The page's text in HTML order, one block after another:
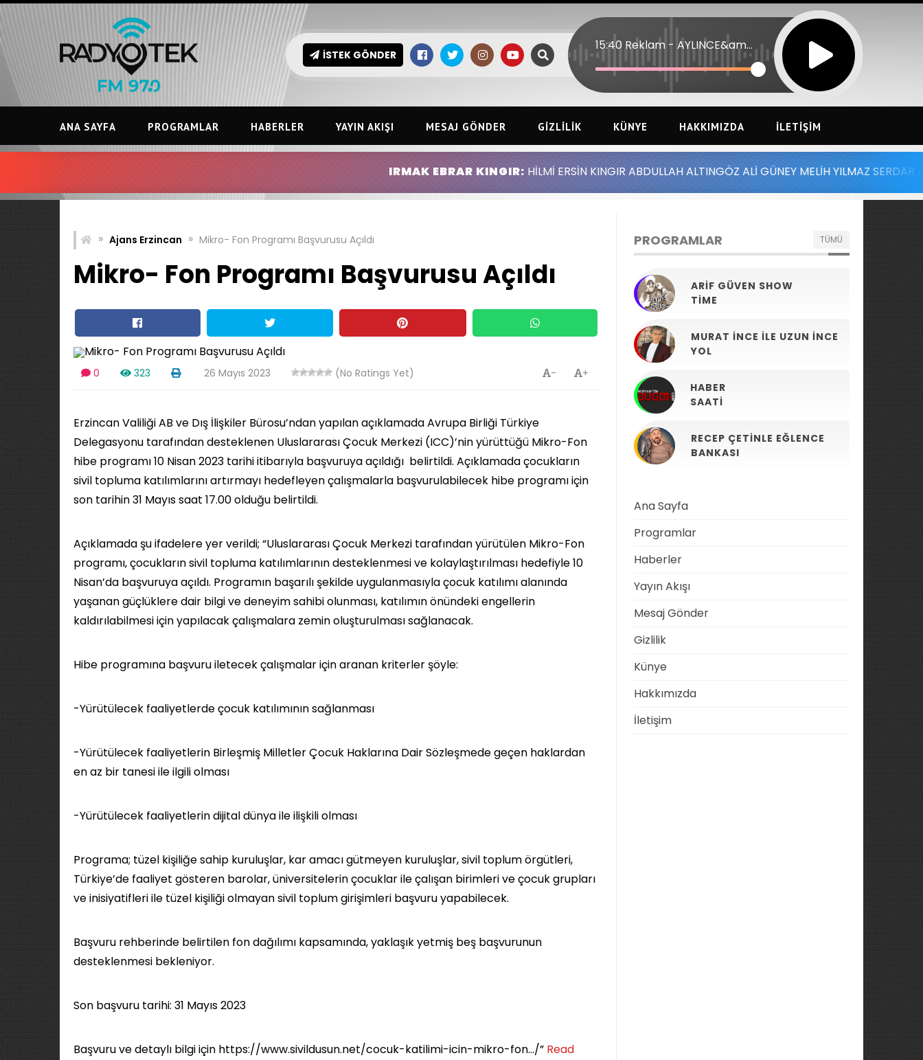
Skip
to
content
İSTEK GÖNDER
15:40 Reklam - AYLINCE&amp;SERDAR ORTAC 26 - ROMANTIK ASK
ANA SAYFA PROGRAMLAR HABERLER YAYIN AKIŞI MESAJ GÖNDER GIZLILIK KÜNYE HAKKIMIZDA İLETIŞIM
IRMAK EBRAR KINGIR:HİLMİ ERSİN KINGIR ABDULLAH ALTINGÖZ ALİ GÜNEY MELİH YILMAZ SERDAR AYDIN
» Ajans Erzincan » Mikro- Fon Programı Başvurusu Açıldı
Mikro- Fon Programı Başvurusu Açıldı
0 323 26 Mayıs 2023 (No Ratings Yet) +
-
Erzincan Valiliği AB ve Dış İlişkiler Bürosu’ndan yapılan açıklamada Avrupa Birliği Türkiye
Delegasyonu tarafından desteklenen Uluslararası Çocuk Merkezi (ICC)’nin yürüttüğü Mikro-Fon
hibe programı 10 Nisan 2023 tarihi itibarıyla başvuruya açıldığı belirtildi. Açıklamada çocukların
sivil topluma katılımlarını artırmayı hedefleyen çalışmalarla başvurulabilecek hibe programı için
son tarihin 31 Mayıs saat 17.00 olduğu belirtildi.
Açıklamada şu ifadelere yer verildi; “Uluslararası Çocuk Merkezi tarafından yürütülen Mikro-Fon
programı, çocukların sivil topluma katılımlarının desteklenmesi ve kolaylaştırılması hedefiyle 10
Nisan’da başvuruya açıldı. Programın başarılı şekilde uygulanmasıyla çocuk katılımı alanında
yaşanan güçlüklere dair bilgi ve deneyim sahibi olunması, katılımın önündeki engellerin
kaldırılabilmesi için yapılacak çalışmalara zemin oluşturulması sağlanacak.
Hibe programına başvuru iletecek çalışmalar için aranan kriterler şöyle:
-Yürütülecek faaliyetlerde çocuk katılımının sağlanması
-Yürütülecek faaliyetlerin Birleşmiş Milletler Çocuk Haklarına Dair Sözleşmede geçen haklardan
en az bir tanesi ile ilgili olması
-Yürütülecek faaliyetlerin dijital dünya ile ilişkili olması
Programa; tüzel kişiliğe sahip kuruluşlar, kar amacı gütmeyen kuruluşlar, sivil toplum örgütleri,
Türkiye’de faaliyet gösteren barolar, üniversitelerin çocuklar ile çalışan birimleri ve çocuk grupları
ve inisiyatifleri ile tüzel kişiliği olmayan sivil toplum girişimleri başvuru yapabilecek.
Başvuru rehberinde belirtilen fon dağılımı kapsamında, yaklaşık yetmiş beş başvurunun
desteklenmesi bekleniyor.
Son başvuru tarihi: 31 Mayıs 2023
Başvuru ve detaylı bilgi için https://www.sivildusun.net/cocuk-katilimi-icin-mikro-fon…/” ​ Read
PROGRAMLAR TÜMÜ
ARIF GÜVEN SHOW
TIME
MURAT İNCE ILE UZUN İNCE
YOL
HABER
SAATI
RECEP ÇETINLE EĞLENCE
BANKASI
Ana Sayfa
Programlar
Haberler
Yayın Akışı
Mesaj Gönder
Gizlilik
Künye
Hakkımızda
İletişim